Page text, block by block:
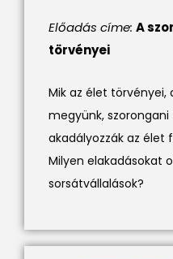
Előadás címe: A
törvényei
Mik az élet törvényei,
megyünk,
akadályozzák az élet
Milyen elakadásokat
sorsátvállalások?